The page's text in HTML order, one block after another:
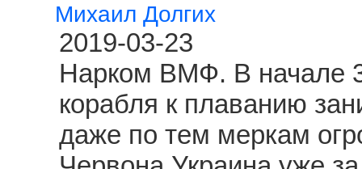
Михаил Долгих
2019-03-23
Нарком ВМФ. В начале
корабля к плаванию
даже по тем меркам